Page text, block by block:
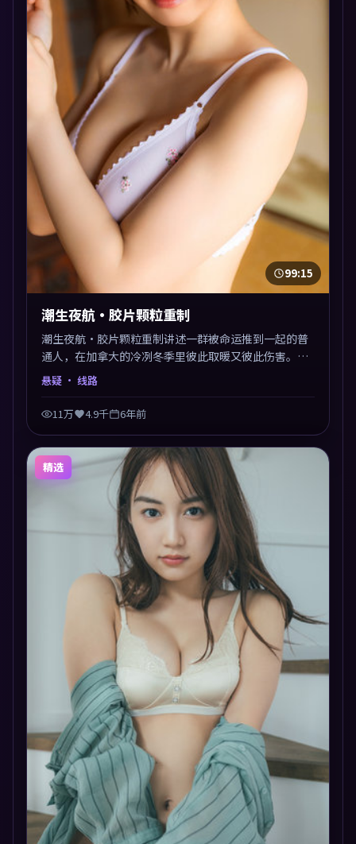
99:15
潮生夜航·胶片颗粒重制
潮生夜航·胶片颗粒重制讲述一群被命运推到一起的普
通人，在加拿大的冷冽冬季里彼此取暖又彼此伤害。曾
国祥以悬疑类型外壳探讨信任与背叛，映后讨论度颇
梁。
悬疑 · 线路
11万 4.9千 6年前
精选